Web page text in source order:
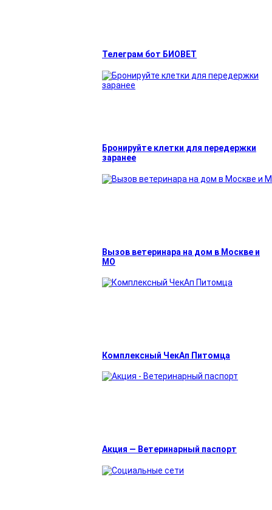
Телеграм бот БИОВЕТ
Бронируйте клетки для передержки
заранее
Вызов ветеринара на дом в Москве и
МО
Комплексный ЧекАп Питомца
Акция — Ветеринарный паспорт